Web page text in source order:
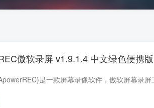
傲软录屏 v1.9.1.4 中文绿色便携版